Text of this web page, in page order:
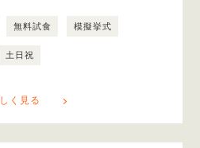
無料試食 模擬挙式
土日祝
く見る